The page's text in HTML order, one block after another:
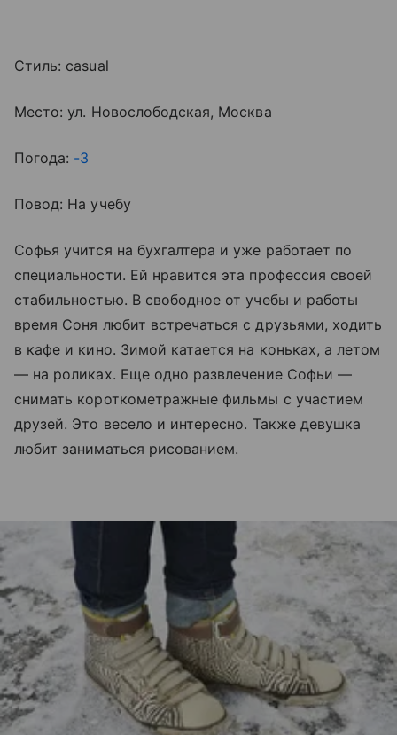
Стиль: casual
Место: ул. Новослободская, Москва
Погода: -3
Повод: На учебу
Софья учится на бухгалтера и уже работает по
специальности. Ей нравится эта профессия своей
стабильностью. В свободное от учебы и работы
время Соня любит встречаться с друзьями, ходить
в кафе и кино. Зимой катается на коньках, а летом
— на роликах. Еще одно развлечение Софьи —
снимать короткометражные фильмы с участием
друзей. Это весело и интересно. Также девушка
любит заниматься рисованием.